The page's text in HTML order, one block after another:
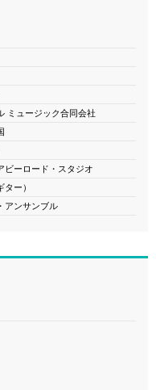
ミュージック合同会社
ビーロード・スタジオ
ター）
アンサンブル